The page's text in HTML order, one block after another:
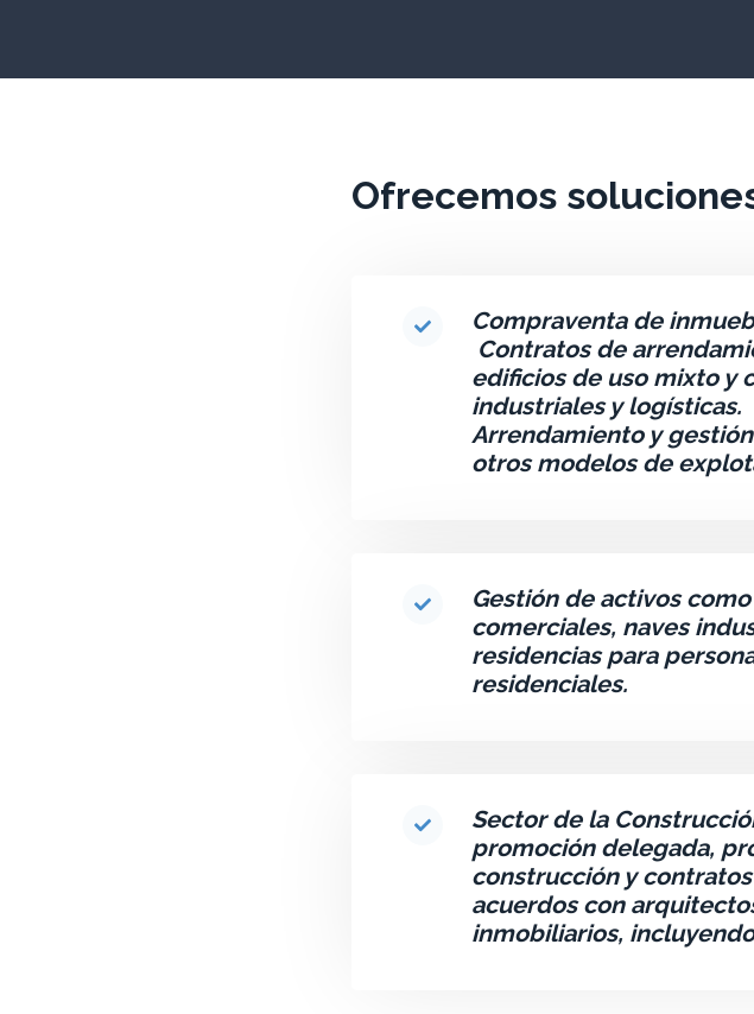
Ofrecemos
Compraventa de
Contratos de
edificios de uso mixto y
industriales y logísticas.
Arrendamiento y
otros modelos de
Gestión de activos
comerciales, naves
residencias para
residenciales.
Sector de la
promoción delegada,
construcción y contratos
acuerdos con
inmobiliarios,